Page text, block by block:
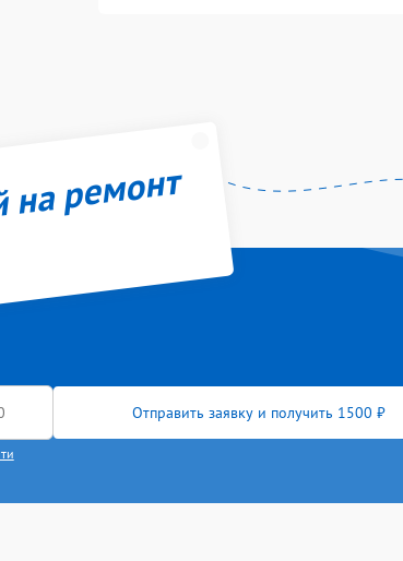
ремонт
Отправить заявку и получить 1500 ₽